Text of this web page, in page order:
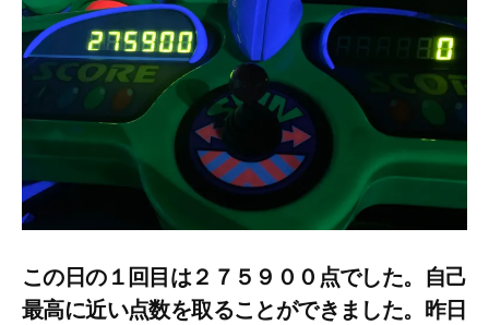
この日の１回目は２７５９００点でした。自己
最高に近い点数を取ることができました。昨日